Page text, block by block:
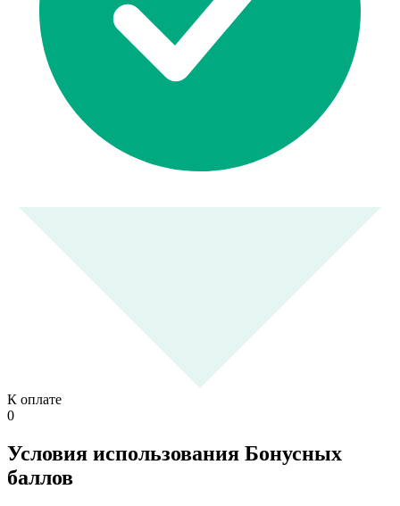
К оплате
0
Условия использования Бонусных
баллов